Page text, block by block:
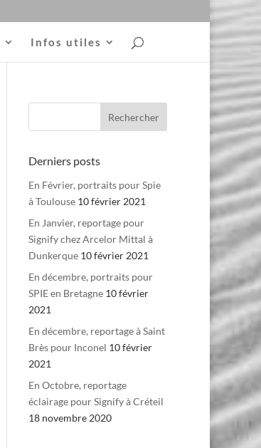
Infos utiles
Derniers posts
En Février, portraits pour Spie
à Toulouse 10 février 2021
En Janvier, reportage pour
Signify chez Arcelor Mittal à
Dunkerque 10 février 2021
En décembre, portraits pour
SPIE en Bretagne 10 février
2021
En décembre, reportage à Saint
Brès pour Inconel 10 février
2021
En Octobre, reportage
éclairage pour Signify à Créteil
18 novembre 2020